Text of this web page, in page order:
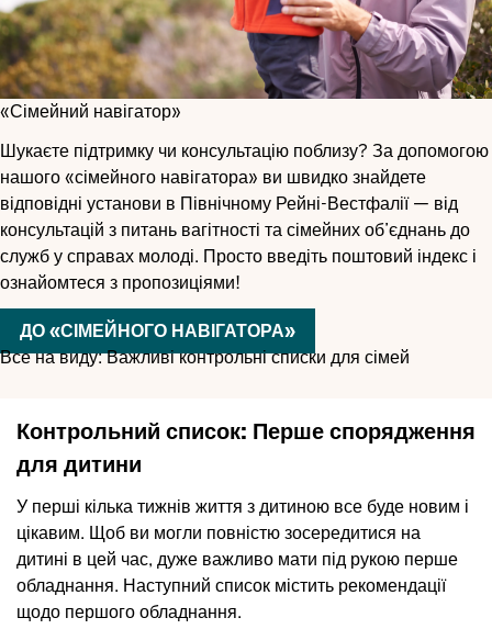
«Сімейний навігатор»
Шукаєте підтримку чи консультацію поблизу? За допомогою
нашого «сімейного навігатора» ви швидко знайдете
відповідні установи в Північному Рейні-Вестфалії — від
консультацій з питань вагітності та сімейних об’єднань до
служб у справах молоді. Просто введіть поштовий індекс і
ознайомтеся з пропозиціями!
ДО «СІМЕЙНОГО НАВІГАТОРА»
Все на виду: Важливі контрольні списки для сімей
Контрольний список: Перше спорядження
для дитини
У перші кілька тижнів життя з дитиною все буде новим і
цікавим. Щоб ви могли повністю зосередитися на
дитині в цей час, дуже важливо мати під рукою перше
обладнання. Наступний список містить рекомендації
щодо першого обладнання.